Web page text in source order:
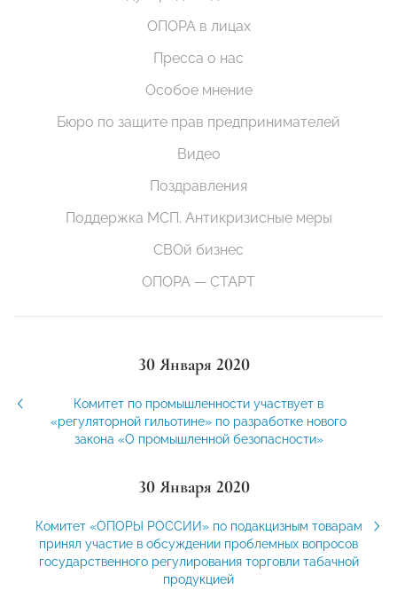
ОПОРА в лицах
Пресса о нас
Особое мнение
Бюро по защите прав предпринимателей
Видео
Поздравления
Поддержка МСП. Антикризисные меры
СВОй бизнес
ОПОРА — СТАРТ
30 Января 2020
Комитет по промышленности участвует в
«регуляторной гильотине» по разработке нового
закона «О промышленной безопасности»
30 Января 2020
Комитет «ОПОРЫ РОССИИ» по подакцизным товарам
принял участие в обсуждении проблемных вопросов
государственного регулирования торговли табачной
продукцией